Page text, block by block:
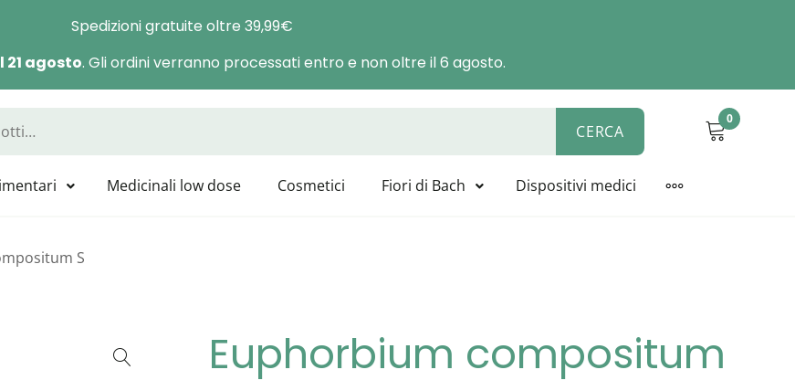
Spedizioni gratuite oltre 39,99€
21 agosto. Gli ordini verranno processati entro e non oltre il 6 agosto.
tutti i prodotti GUNA, HEEL, LABOLIFE, SYMBIOFARM, CATALYSIS, BIOLINE, NOVACELL CERCA
0
Medicinali low dose Cosmetici Fiori di Bach Dispositivi medici MORE
S
Euphorbium compositum